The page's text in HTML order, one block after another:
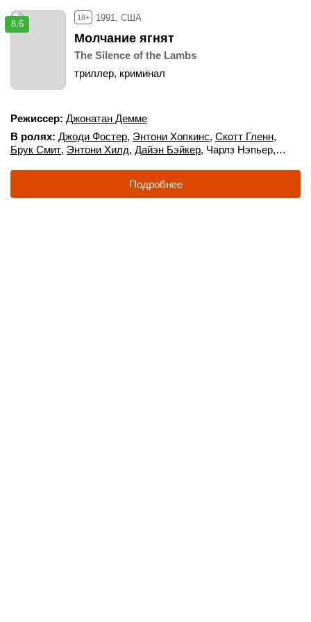
8.6
18+ 1991, США
Молчание ягнят
The Silence of the Lambs
триллер, криминал
Режиссер Джонатан Демме
В ролях Джоди Фостер, Энтони Хопкинс, Скотт Гленн,
Брук Смит, Энтони Хилд, Дайэн Бэйкер, Чарлз Нэпьер,
Подробнее